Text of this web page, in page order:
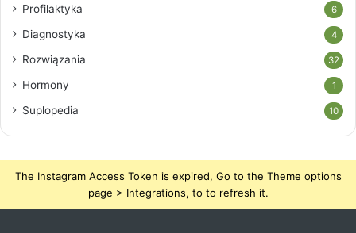
Profilaktyka 6
Diagnostyka 4
Rozwiązania 32
Hormony 1
Suplopedia 10
The Instagram Access Token is expired, Go to the Theme options
page > Integrations, to to refresh it.